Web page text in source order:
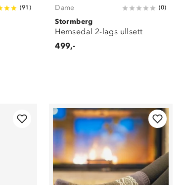
(91 ) Dame (0)
Stormberg
Hemsedal 2-lags ullsett
499,-